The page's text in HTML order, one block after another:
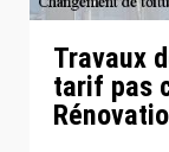
Travaux
tarif pas